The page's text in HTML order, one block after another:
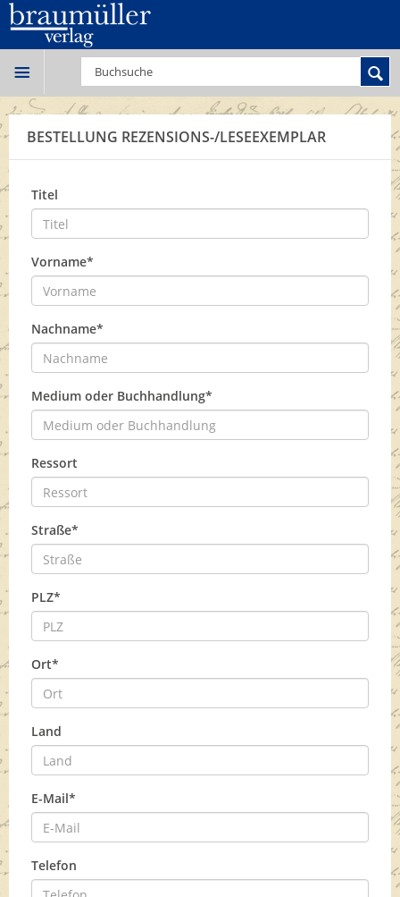
BESTELLUNG REZENSIONS-/LESEEXEMPLAR
Titel
Vorname*
Nachname*
Medium oder Buchhandlung*
Ressort
Straße*
PLZ*
Ort*
Land
E-Mail*
Telefon